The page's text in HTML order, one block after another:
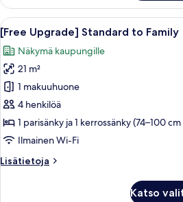
included)
kuvat
PKG]
Standard
Triple
+
Mini
Bar
(Beer
included)
Avaa
kaikki
huonetyypin
[Free
Upgrade]
Standard
to
Family
6
[Free Upgrade] Standard to Family
Näkymä kaupungille
21 m²
1 makuuhuone
4 henkilöä
1 parisänky ja 1 kerrossänky (74–100
Ilmainen Wi-Fi
Lisätietoja
Lisätietoja
Katso